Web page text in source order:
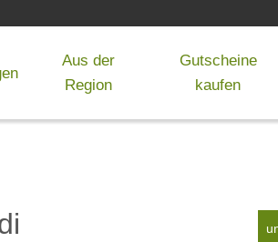
Aus der
Region
Gutscheine
kaufen